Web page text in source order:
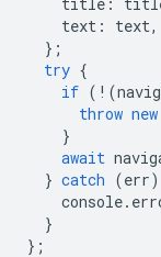
text : text,
};
try {
if ( ! (
throw new
}
await
} catch (err)
console.
}
};